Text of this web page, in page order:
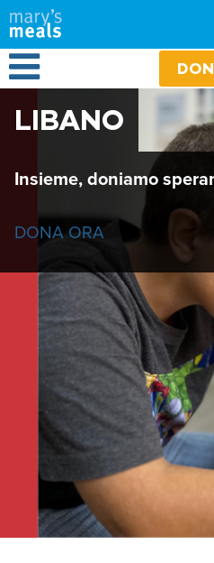
Salta
al
contenuto
principale
Open Menu
LIBANO
Insieme, doniamo
DONA ORA